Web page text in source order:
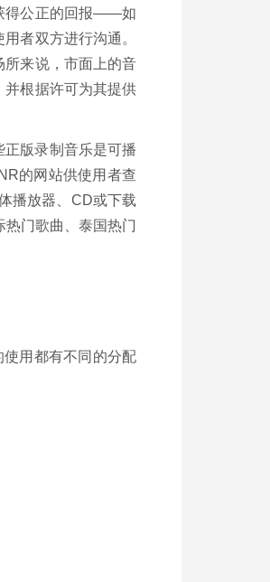
得公正的回报——如
者双方进行沟通。
所来说，市面上的音
并根据许可为其提供
版录制音乐是可播
的网站供使用者查
播放器、CD或下载
门歌曲、泰国热门
用都有不同的分配